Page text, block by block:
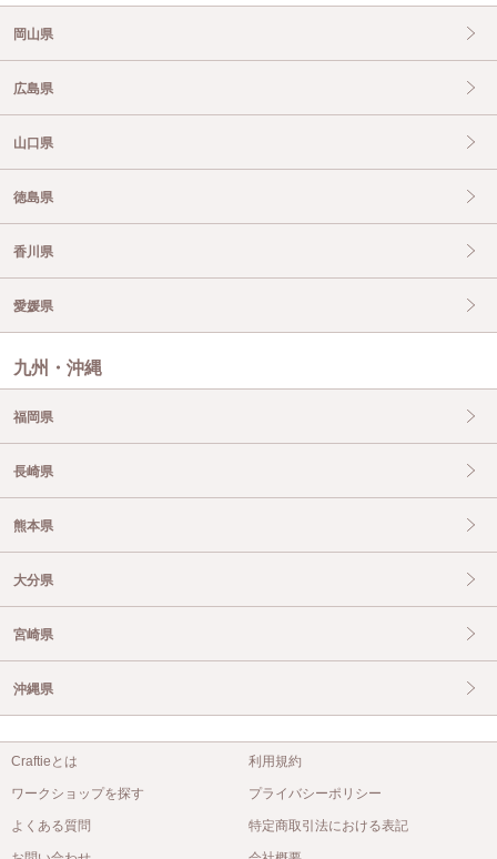
岡山県
広島県
山口県
徳島県
香川県
愛媛県
九州・沖縄
福岡県
長崎県
熊本県
大分県
宮崎県
沖縄県
Craftieとは
ワークショップを探す
よくある質問
利用規約
プライバシーポリシー
特定商取引法における表記